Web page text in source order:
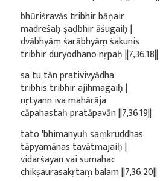
bhūriśravās tribhir bāṇair
madreśaḥ ṣaḍbhir āśugaiḥ |
dvābhyāṃ śarābhyāṃ śakunis
tribhir duryodhano nṛpaḥ ||7,36.18||
sa tu tān prativivyādha
tribhis tribhir ajihmagaiḥ |
nṛtyann iva mahārāja
cāpahastaḥ pratāpavān ||7,36.19||
tato 'bhimanyuḥ saṃkruddhas
tāpyamānas tavātmajaiḥ |
vidarśayan vai sumahac
chikṣaurasakṛtaṃ balam ||7,36.20||